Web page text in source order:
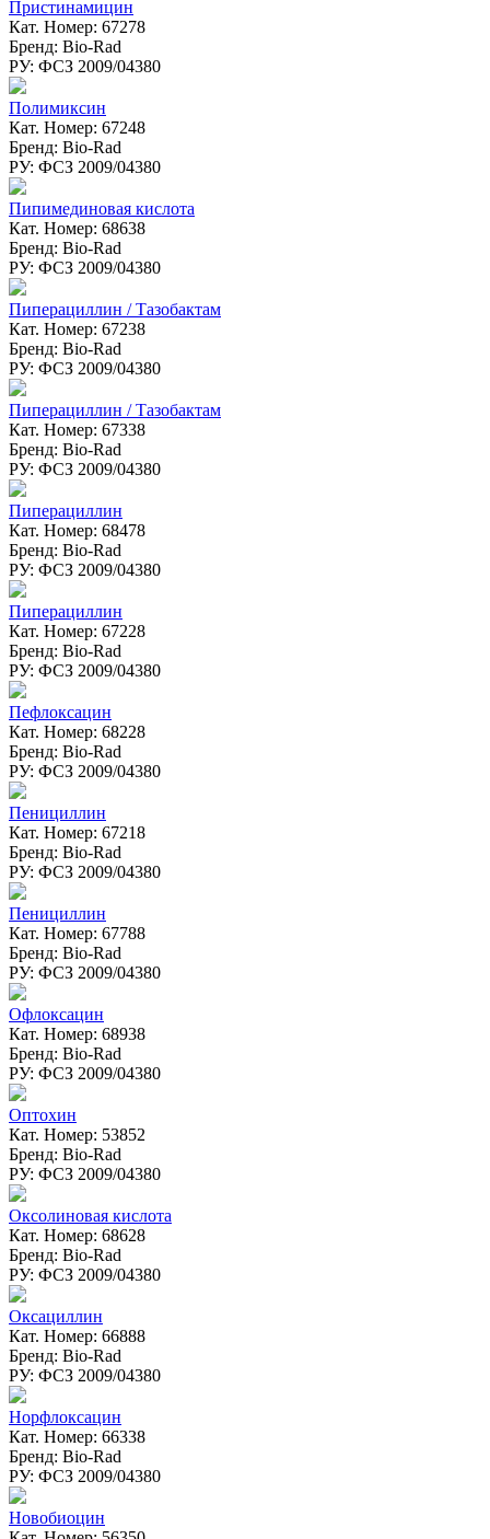
Пристинамицин
Кат. Номер: 67278
Бренд: Bio-Rad
РУ: ФСЗ 2009/04380
Полимиксин
Кат. Номер: 67248
Бренд: Bio-Rad
РУ: ФСЗ 2009/04380
Пипимединовая кислота
Кат. Номер: 68638
Бренд: Bio-Rad
РУ: ФСЗ 2009/04380
Пиперациллин / Тазобактам
Кат. Номер: 67238
Бренд: Bio-Rad
РУ: ФСЗ 2009/04380
Пиперациллин / Тазобактам
Кат. Номер: 67338
Бренд: Bio-Rad
РУ: ФСЗ 2009/04380
Пиперациллин
Кат. Номер: 68478
Бренд: Bio-Rad
РУ: ФСЗ 2009/04380
Пиперациллин
Кат. Номер: 67228
Бренд: Bio-Rad
РУ: ФСЗ 2009/04380
Пефлоксацин
Кат. Номер: 68228
Бренд: Bio-Rad
РУ: ФСЗ 2009/04380
Пенициллин
Кат. Номер: 67218
Бренд: Bio-Rad
РУ: ФСЗ 2009/04380
Пенициллин
Кат. Номер: 67788
Бренд: Bio-Rad
РУ: ФСЗ 2009/04380
Офлоксацин
Кат. Номер: 68938
Бренд: Bio-Rad
РУ: ФСЗ 2009/04380
Оптохин
Кат. Номер: 53852
Бренд: Bio-Rad
РУ: ФСЗ 2009/04380
Оксолиновая кислота
Кат. Номер: 68628
Бренд: Bio-Rad
РУ: ФСЗ 2009/04380
Оксациллин
Кат. Номер: 66888
Бренд: Bio-Rad
РУ: ФСЗ 2009/04380
Норфлоксацин
Кат. Номер: 66338
Бренд: Bio-Rad
РУ: ФСЗ 2009/04380
Новобиоцин